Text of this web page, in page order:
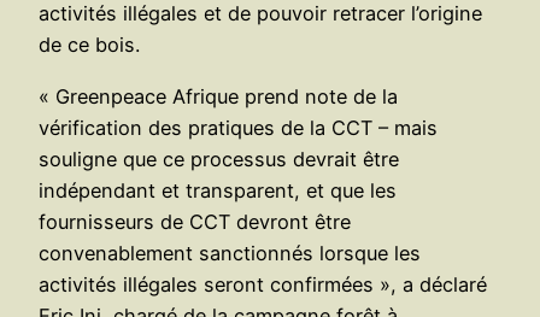
activités illégales et de pouvoir retracer l’origine
de ce bois.
« Greenpeace Afrique prend note de la
vérification des pratiques de la CCT – mais
souligne que ce processus devrait être
indépendant et transparent, et que les
fournisseurs de CCT devront être
convenablement sanctionnés lorsque les
activités illégales seront confirmées », a déclaré